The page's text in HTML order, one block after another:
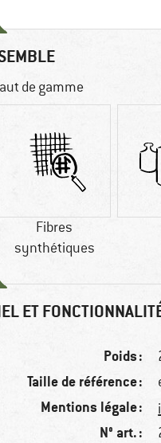
de gamme
Fibres
synthétiques
ET
Poids :
Taille de référence :
Mentions légale :
N° art. :